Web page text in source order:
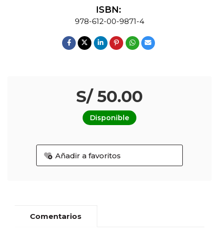
ISBN:
978-612-00-9871-4
S/ 50.00
Disponible
Añadir a favoritos
Comentarios